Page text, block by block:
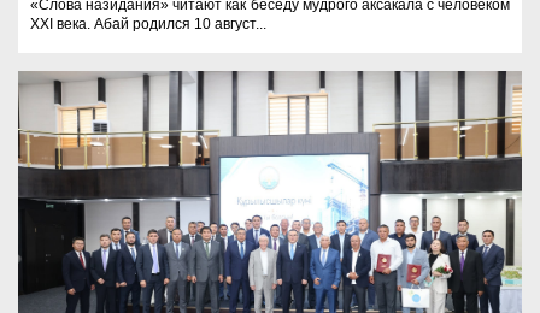
«Слова назидания» читают как беседу мудрого аксакала с человеком
XXI века. Абай родился 10 август...